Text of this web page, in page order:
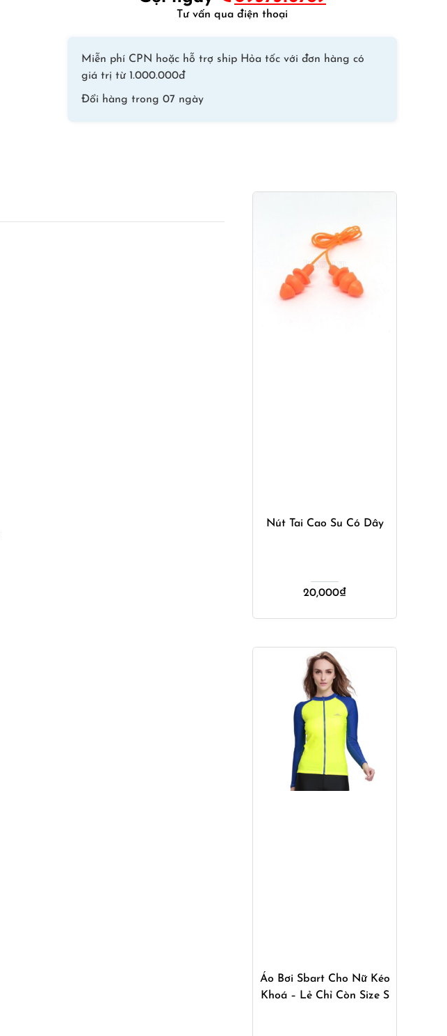
Tư vấn qua điện thoại
Miễn phí CPN hoặc hỗ trợ ship Hỏa tốc với đơn hàng có
giá trị từ 1.000.000đ
Đổi hàng trong 07 ngày
Nút Tai Cao Su Có Dây
20,000₫
Áo Bơi Sbart Cho Nữ Kéo
Khoá – Lẻ Chỉ Còn Size S